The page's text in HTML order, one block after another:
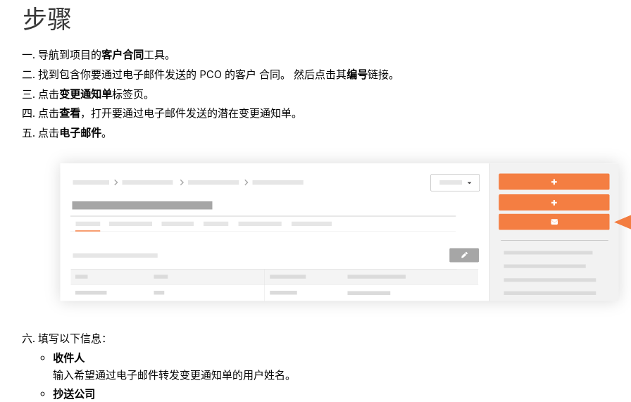
步骤
导航到项目的客户合同工具。
找到包含你要通过电子邮件发送的 PCO 的客户 合同。 然后点击其编号链接。
点击变更通知单标签页。
点击查看，打开要通过电子邮件发送的潜在变更通知单。
点击电子邮件。
填写以下信息：
收件人
输入希望通过电子邮件转发变更通知单的用户姓名。
抄送公司